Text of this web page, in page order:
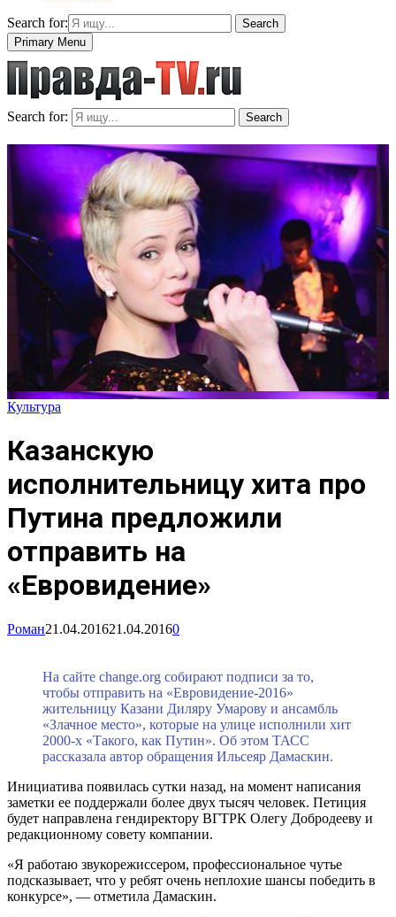
Search for:
Search
Primary Menu
Search for: Search
Культура
Казанскую
исполнительницу хита про
Путина предложили
отправить на
«Евровидение»
Роман21.04.201621.04.20160
На сайте change.org собирают подписи за то,
чтобы отправить на «Евровидение-2016»
жительницу Казани Диляру Умарову и ансамбль
«Злачное место», которые на улице исполнили хит
2000-х «Такого, как Путин». Об этом ТАСС
рассказала автор обращения Ильсеяр Дамаскин.
Инициатива появилась сутки назад, на момент написания
заметки ее поддержали более двух тысяч человек. Петиция
будет направлена гендиректору ВГТРК Олегу Добродееву и
редакционному совету компании.
«Я работаю звукорежиссером, профессиональное чутье
подсказывает, что у ребят очень неплохие шансы победить в
конкурсе», — отметила Дамаскин.